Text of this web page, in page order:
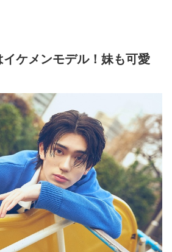
ケメンモデル！妹も可愛